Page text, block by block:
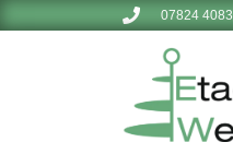
07824 4083